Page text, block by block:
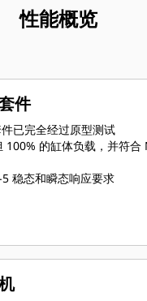
性能概览
件
已完全经过原型测试
100% 的缸体负载，并符合
稳态和瞬态响应要求